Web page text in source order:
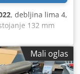
, debljina lima 4,
132 mm
12 mm žleb
kV Težina mašine
mm Izložba
radnih sati Stanje
Mali oglas